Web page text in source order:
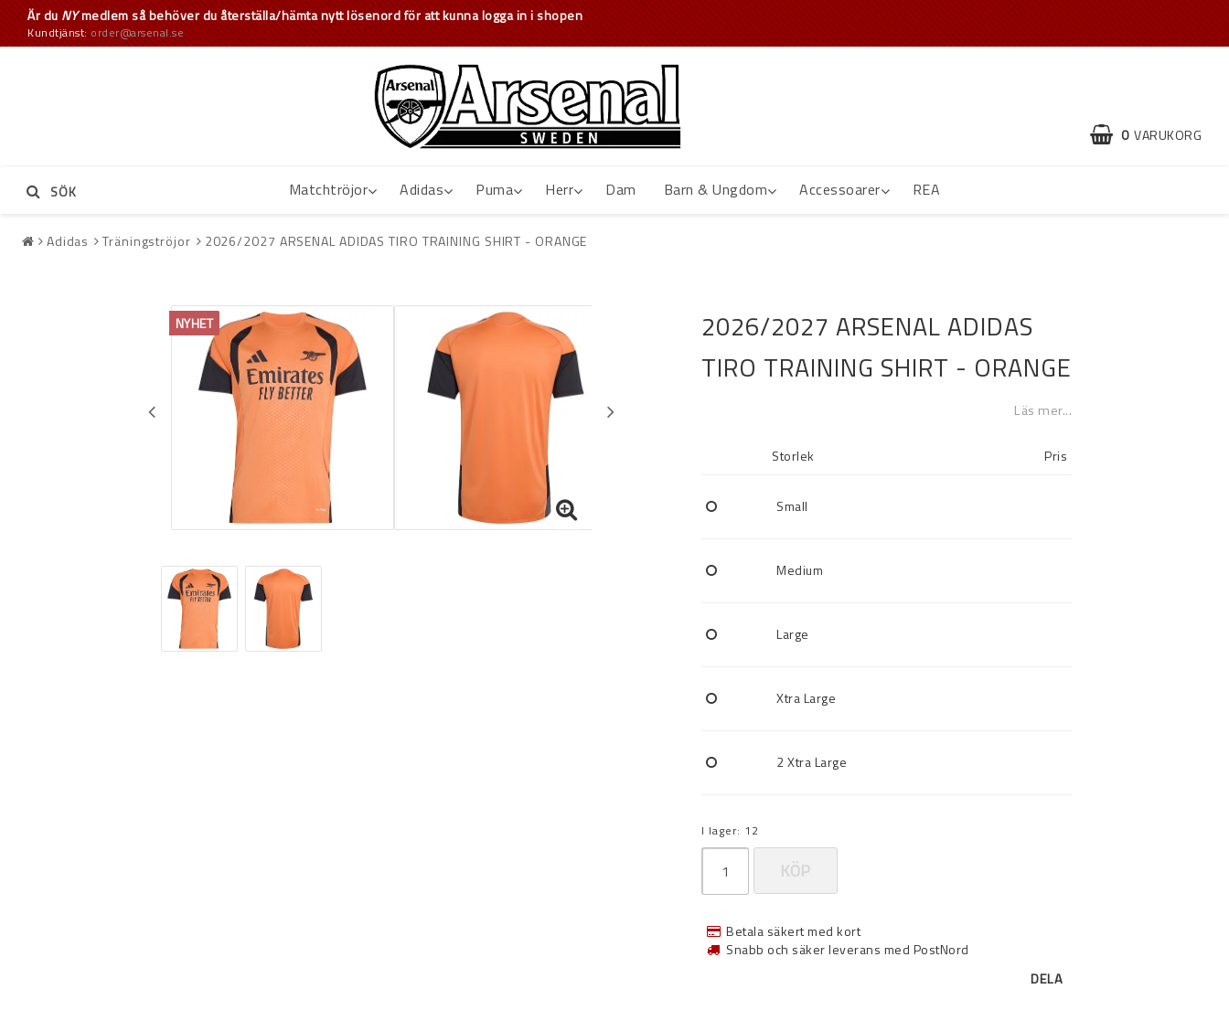
Är du NYmedlem så behöver du återställa/hämta nytt lösenord för att kunna logga in i shopen
Kundtjänst: order@arsenal.se
0 VARUKORG
Matchtröjor Adidas Puma Herr Dam Barn & Ungdom Accessoarer REA
SÖK
Adidas Träningströjor 2026/2027 ARSENAL ADIDAS TIRO TRAINING SHIRT - ORANGE
NYHET
2026/2027 ARSENAL ADIDAS
TIRO TRAINING SHIRT - ORANGE
Läs mer...
Storlek Pris
Small
Medium
Large
Xtra Large
2 Xtra Large
I lager: 12
KÖP
Betala säkert med kort
Snabb och säker leverans med PostNord
DELA